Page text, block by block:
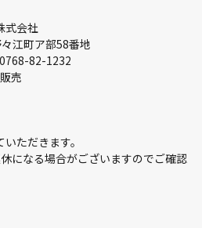
式会社
江町ア部58番地
82-1232
売
ただきます。
になる場合がございますのでご確認